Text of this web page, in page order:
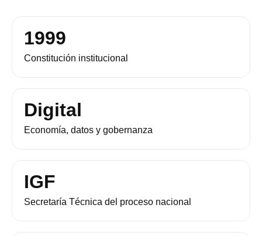
1999
Constitución institucional
Digital
Economía, datos y gobernanza
IGF
Secretaría Técnica del proceso nacional